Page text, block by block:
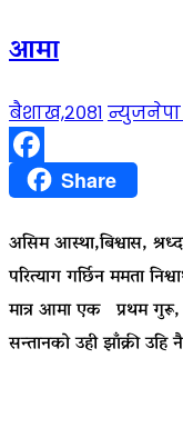
आमा
बैशाख,२०८१
FacebookShare
असिम आस्था,बिश्वास,
परित्याग गर्छिन ममता
मात्र आमा एक प्रथम गुरू,
सन्तानको उही झाँक्री उहि